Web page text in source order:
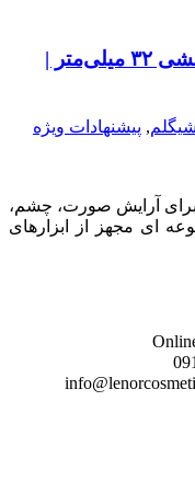
دستگاه کرلی مو شیگلم مدل چرخشی ۳۲ میلی‌متر |
شیگلم, پیشنهادات ویژه
برای آرایش صورت، چشم،
ای مجهز از ابزارهای